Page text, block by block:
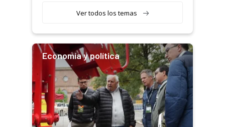
Ver todos los temas
Economía y política